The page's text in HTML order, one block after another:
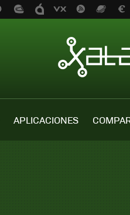
APLICACIONES